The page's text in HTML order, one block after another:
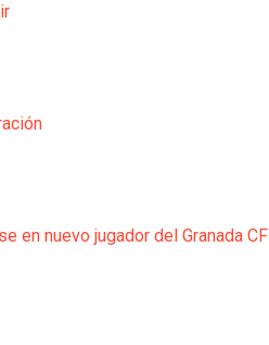
en nuevo jugador del Granada CF